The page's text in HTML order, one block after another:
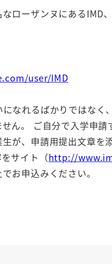
ローザンヌにあるIMD
user/IMD
なれるばかりではな
ん。 ご自分で入学申
が、申請用提出文章
サイト（http://
お申込みください。